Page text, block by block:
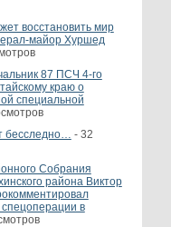
восстановить мир
майор Хуршед
87 ПСЧ 4-го
краю о
специальной
бесследно… - 32
Собрания
района Виктор
в